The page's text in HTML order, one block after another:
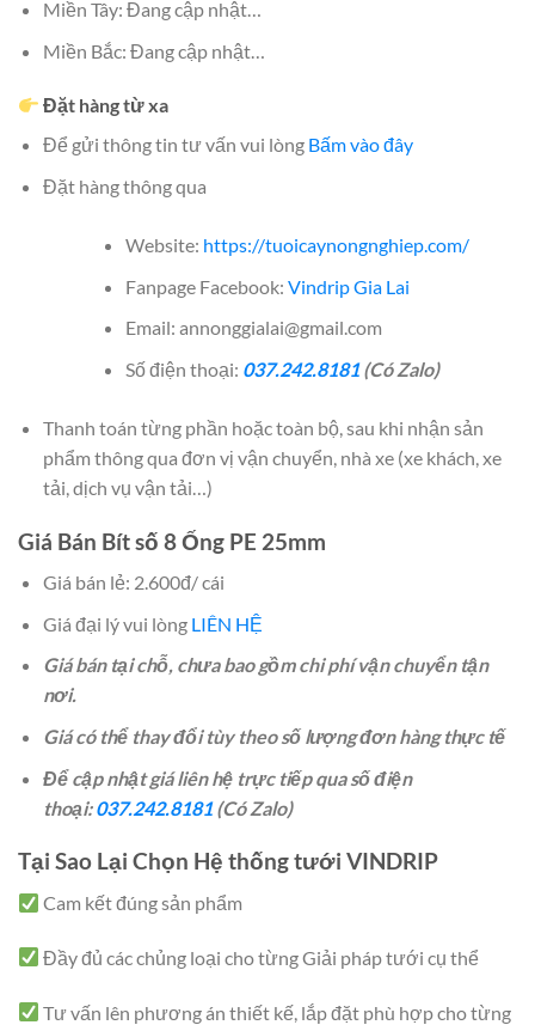
Miền Tây: Đang cập nhật…
Miền Bắc: Đang cập nhật…
Đặt hàng từ xa
Để gửi thông tin tư vấn vui lòng Bấm vào đây
Đặt hàng thông qua
Website: https://tuoicaynongnghiep.com/
Fanpage Facebook: Vindrip Gia Lai
Email: annonggialai@gmail.com
Số điện thoại: 037.242.8181(Có Zalo)
Thanh toán từng phần hoặc toàn bộ, sau khi nhận sản
phẩm thông qua đơn vị vận chuyển, nhà xe (xe khách, xe
tải, dịch vụ vận tải…)
Giá Bán Bít số 8 Ống PE 25mm
Giá bán lẻ: 2.600đ/ cái
Giá đại lý vui lòng LIÊN HỆ
Giá bán tại chỗ, chưa bao gồm chi phí vận chuyển tận
nơi.
Giá có thể thay đổi tùy theo số lượng đơn hàng thực tế
Để cập nhật giá liên hệ trực tiếp qua số điện
thoại:037.242.8181(Có Zalo)
Tại Sao Lại Chọn Hệ thống tưới VINDRIP
Cam kết đúng sản phẩm
Đầy đủ các chủng loại cho từng Giải pháp tưới cụ thể
Tư vấn lên phương án thiết kế, lắp đặt phù hợp cho từng